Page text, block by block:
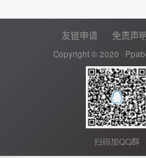
友链申请 免责声
Copyright © 2020 ·
扫码加QQ群